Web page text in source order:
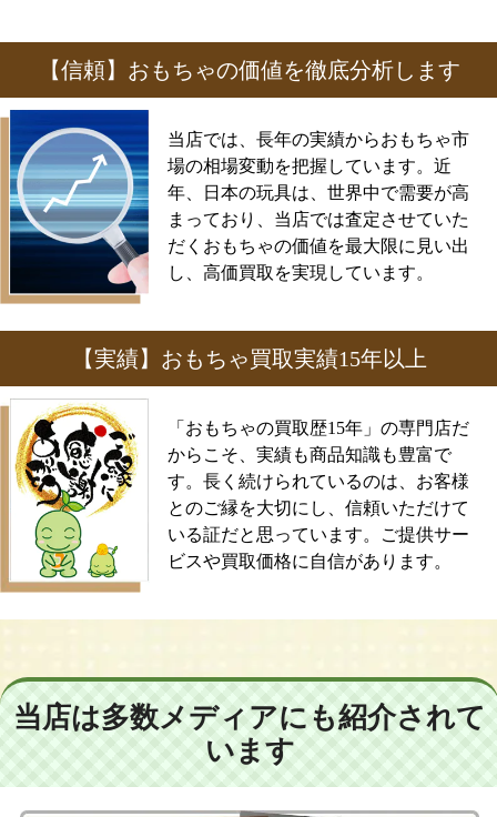
【信頼】おもちゃの価値を徹底分析します
当店では、長年の実績からおもちゃ市
場の相場変動を把握しています。近
年、日本の玩具は、世界中で需要が高
まっており、当店では査定させていた
だくおもちゃの価値を最大限に見い出
し、高価買取を実現しています。
【実績】おもちゃ買取実績15年以上
「おもちゃの買取歴15年」の専門店だ
からこそ、実績も商品知識も豊富で
す。長く続けられているのは、お客様
とのご縁を大切にし、信頼いただけて
いる証だと思っています。ご提供サー
ビスや買取価格に自信があります。
当店は多数メディアにも紹介されて
います